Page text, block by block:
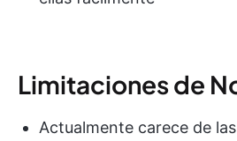
Limitaciones de
Actualmente carece de